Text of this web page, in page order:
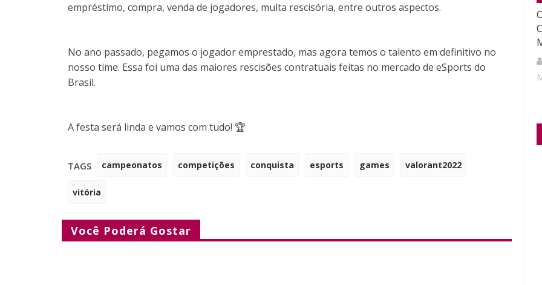
empréstimo, compra, venda de jogadores, multa rescisória, entre outros aspectos.
No ano passado, pegamos o jogador emprestado, mas agora temos o talento em definitivo no
nosso time. Essa foi uma das maiores rescisões contratuais feitas no mercado de eSports do
Brasil.
A festa será linda e vamos com tudo! 🏆
TAGS campeonatos competições conquista esports games valorant2022
vitória
Você Poderá Gostar